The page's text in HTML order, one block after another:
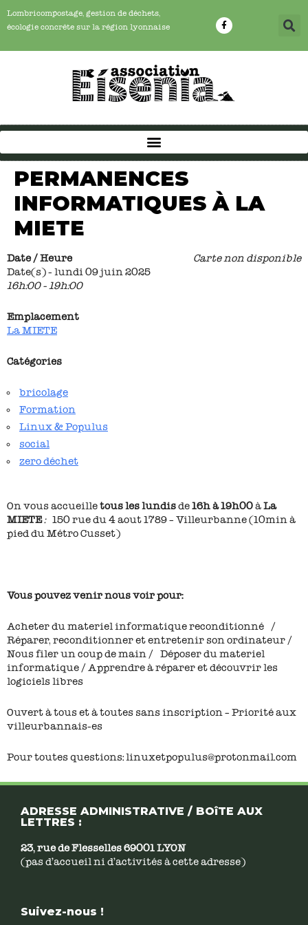
Lombricompostage, gestion de déchets,
écologie concrête sur la région lyonnaise
PERMANENCES
INFORMATIQUES À LA
MIETE
Carte non disponible
Date / Heure
Date(s) - lundi 09 juin 2025
16h:00 - 19h:00
Emplacement
La MIETE
Catégories
bricolage
Formation
Linux & Populus
social
zero déchet
On vous accueilletous les lundisde16h à 19h00àLa
MIETE: 150 rue du 4 aout 1789 – Villeurbanne (10min à
pied du Métro Cusset)
Vous pouvez venir nous voir pour:
Acheter du materiel informatique reconditionné /
Réparer, reconditionner et entretenir son ordinateur /
Nous filer un coup de main / Déposer du materiel
informatique / Apprendre à réparer et découvrir les
logiciels libres
Ouvert à tous et à toutes sans inscription – Priorité aux
villeurbannais-es
Pour toutes questions: linuxetpopulus@protonmail.com
ADRESSE ADMINISTRATIVE / BOîTE AUX
LETTRES :
23, rue de Flesselles 69001 LYON
(pas d’accueil ni d’activités à cette adresse)
Suivez-nous !